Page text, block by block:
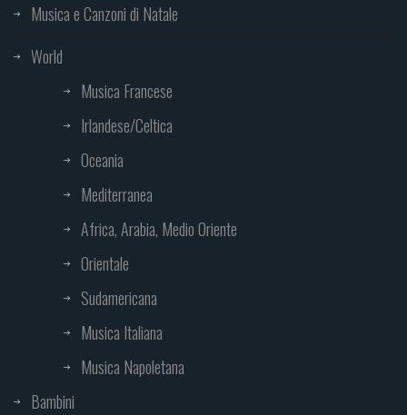
Musica e Canzoni di Natale
World
Musica Francese
Irlandese/Celtica
Oceania
Mediterranea
Africa, Arabia, Medio Oriente
Orientale
Sudamericana
Musica Italiana
Musica Napoletana
Bambini